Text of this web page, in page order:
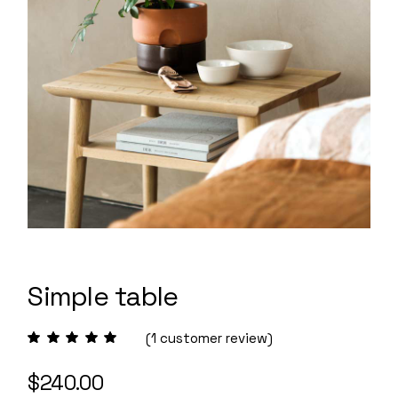
Simple table
(1 customer review)
$240.00